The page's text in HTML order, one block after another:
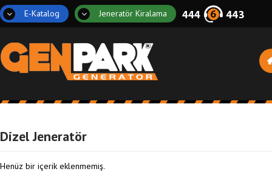
E-Katalog Jeneratör Kiralama
Dizel Jeneratör
Henüz bir içerik eklenmemiş.